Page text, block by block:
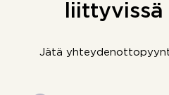
liittyvissä
Jätä